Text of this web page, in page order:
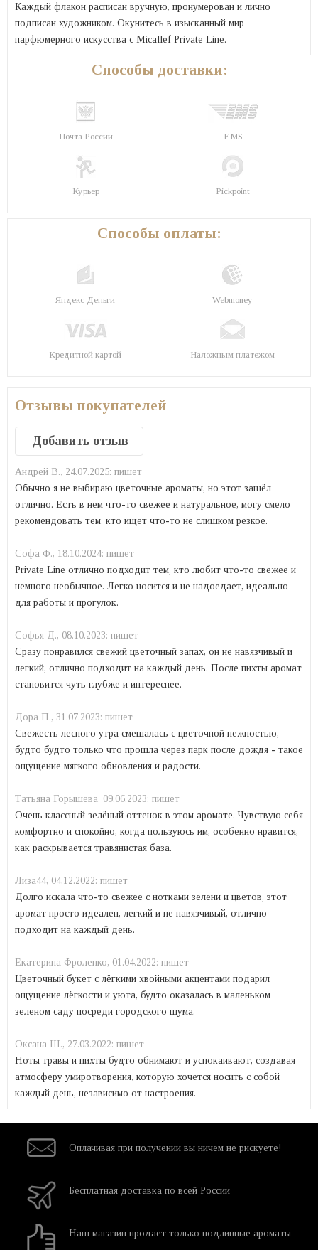
Каждый флакон расписан вручную, пронумерован и лично
подписан художником. Окунитесь в изысканный мир
парфюмерного искусства с Micallef Private Line.
Способы доставки:
Почта России EMS
Курьер Pickpoint
Способы оплаты:
Яндекс Деньги Webmoney
Кредитной картой Наложным платежом
Отзывы покупателей
Добавить отзыв
Андрей В., 24.07.2025: пишет
Обычно я не выбираю цветочные ароматы, но этот зашёл
отлично. Есть в нем что-то свежее и натуральное, могу смело
рекомендовать тем, кто ищет что-то не слишком резкое.
Софа Ф., 18.10.2024: пишет
Private Line отлично подходит тем, кто любит что-то свежее и
немного необычное. Легко носится и не надоедает, идеально
для работы и прогулок.
Софья Д., 08.10.2023: пишет
Сразу понравился свежий цветочный запах, он не навязчивый и
легкий, отлично подходит на каждый день. После пихты аромат
становится чуть глубже и интереснее.
Дора П., 31.07.2023: пишет
Свежесть лесного утра смешалась с цветочной нежностью,
будто будто только что прошла через парк после дождя - такое
ощущение мягкого обновления и радости.
Татьяна Горышева, 09.06.2023: пишет
Очень классный зелёный оттенок в этом аромате. Чувствую себя
комфортно и спокойно, когда пользуюсь им, особенно нравится,
как раскрывается травянистая база.
Лиза44, 04.12.2022: пишет
Долго искала что-то свежее с нотками зелени и цветов, этот
аромат просто идеален, легкий и не навязчивый, отлично
подходит на каждый день.
Екатерина Фроленко, 01.04.2022: пишет
Цветочный букет с лёгкими хвойными акцентами подарил
ощущение лёгкости и уюта, будто оказалась в маленьком
зеленом саду посреди городского шума.
Оксана Ш., 27.03.2022: пишет
Ноты травы и пихты будто обнимают и успокаивают, создавая
атмосферу умиротворения, которую хочется носить с собой
каждый день, независимо от настроения.
Оплачивая при получении вы ничем не рискуете!
Бесплатная доставка по всей России
Наш магазин продает только подлинные ароматы